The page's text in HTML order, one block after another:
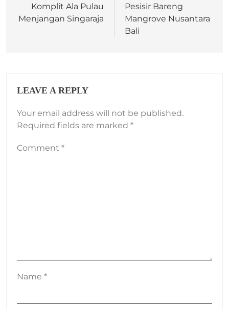
Komplit Ala Pulau
Menjangan Singaraja
Pesisir Bareng
Mangrove Nusantara
Bali
LEAVE A REPLY
Your email address will not be published.
Required fields are marked *
Comment *
Name *